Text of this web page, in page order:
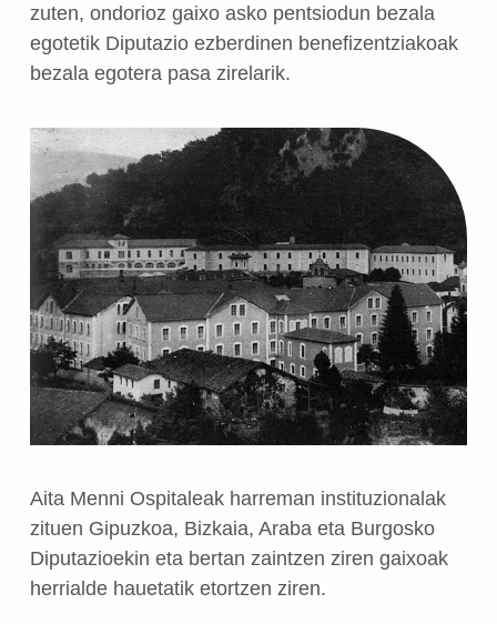
zuten, ondorioz gaixo asko pentsiodun bezala
egotetik Diputazio ezberdinen benefizentziakoak
bezala egotera pasa zirelarik.
Aita Menni Ospitaleak harreman instituzionalak
zituen Gipuzkoa, Bizkaia, Araba eta Burgosko
Diputazioekin eta bertan zaintzen ziren gaixoak
herrialde hauetatik etortzen ziren.